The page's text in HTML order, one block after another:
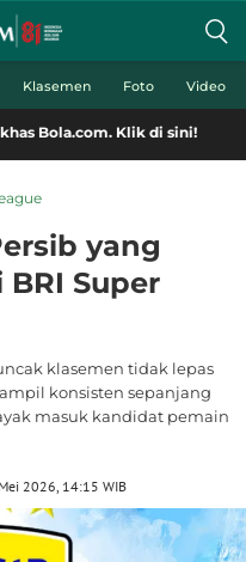
Klasemen Foto Video
Klik di sini!
yang
Super
klasemen tidak lepas
konsisten sepanjang
masuk kandidat pemain
2026, 14:15 WIB